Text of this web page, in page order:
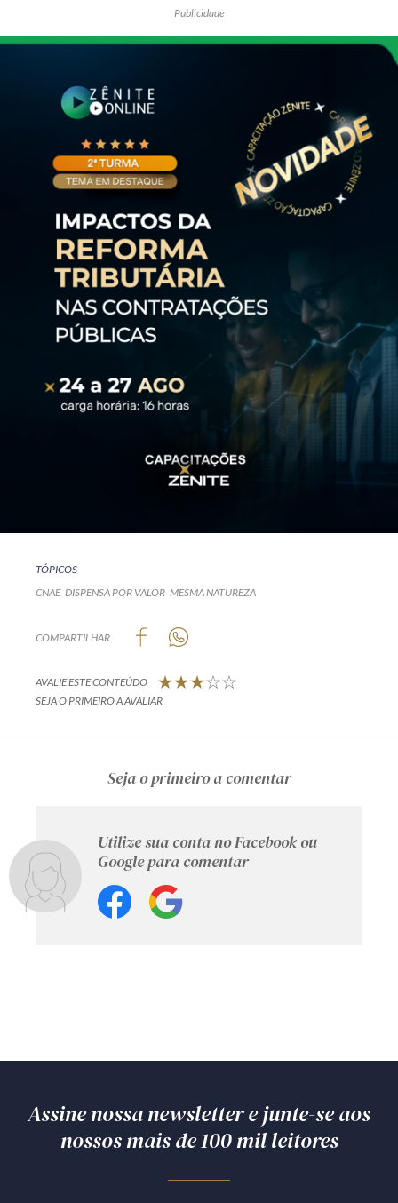
Publicidade
TÓPICOS
CNAE DISPENSA POR VALOR MESMA NATUREZA
COMPARTILHAR
AVALIE ESTE CONTEÚDO
SEJA O PRIMEIRO A AVALIAR
Seja o primeiro a comentar
Utilize sua conta no Facebook ou
Google para comentar
Assine nossa newsletter e junte-se aos
nossos mais de 100 mil leitores